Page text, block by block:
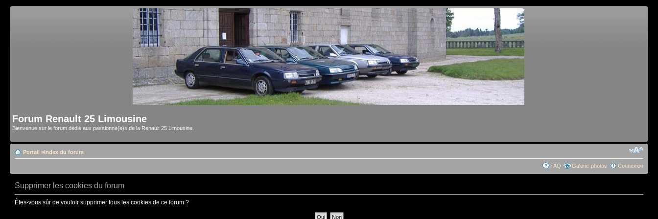
Forum Renault 25 Limousine
Bienvenue sur le forum dédié aux passionné(e)s de la Renault 25 Limousine.
Portail »Index du forum
FAQ Galerie-photos Connexion
Supprimer les cookies du forum
Êtes-vous sûr de vouloir supprimer tous les cookies de ce forum ?